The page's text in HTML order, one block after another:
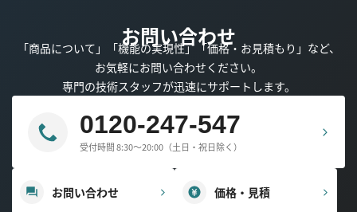
お問い合わせ
「商品について」「機能の実現性」「価格・お見積もり」など、
お気軽にお問い合わせください。
専門の技術スタッフが迅速にサポートします。
0120-247-547
受付時間 8:30～20:00（土日・祝日除く）
お問い合わせ 価格・見積